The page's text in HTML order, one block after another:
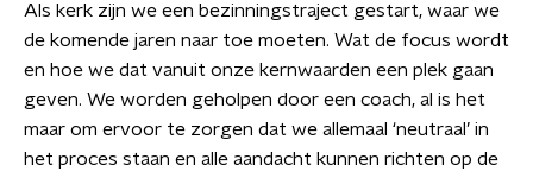
Als kerk zijn we een bezinningstraject gestart, waar we
de komende jaren naar toe moeten. Wat de focus wordt
en hoe we dat vanuit onze kernwaarden een plek gaan
geven. We worden geholpen door een coach, al is het
maar om ervoor te zorgen dat we allemaal ‘neutraal’ in
het proces staan en alle aandacht kunnen richten op de